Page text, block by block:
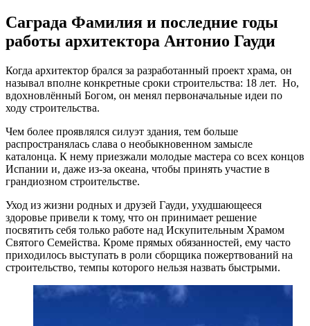
Саграда Фамилия и последние годы
работы архитектора Антонио Гауди
Когда архитектор брался за разработанный проект храма, он
называл вполне конкретные сроки строительства: 18 лет. Но,
вдохновлённый Богом, он менял первоначальные идеи по
ходу строительства.
Чем более проявлялся силуэт здания, тем больше
распространялась слава о необыкновенном замысле
каталонца. К нему приезжали молодые мастера со всех концов
Испании и, даже из-за океана, чтобы принять участие в
грандиозном строительстве.
Уход из жизни родных и друзей Гауди, ухудшающееся
здоровье привели к тому, что он принимает решение
посвятить себя только работе над Искупительным Храмом
Святого Семейства. Кроме прямых обязанностей, ему часто
приходилось выступать в роли сборщика пожертвований на
строительство, темпы которого нельзя назвать быстрыми.